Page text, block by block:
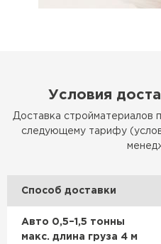
Условия
Доставка стройматериалов
следующему тарифу
Способ доставки
Авто 0,5–1,5 тонны
макс. длина груза 4 м